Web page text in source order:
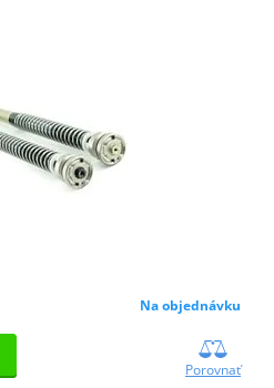
Na objednávku
Porovnať